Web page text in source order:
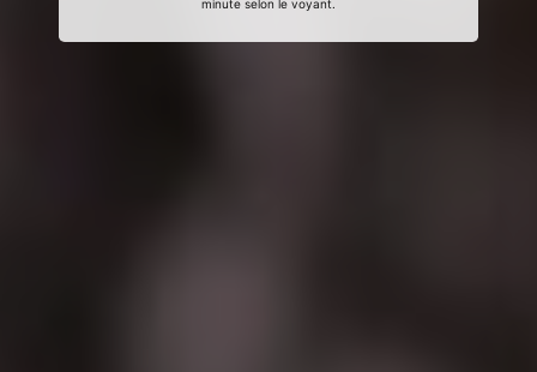
minute selon le voyant.